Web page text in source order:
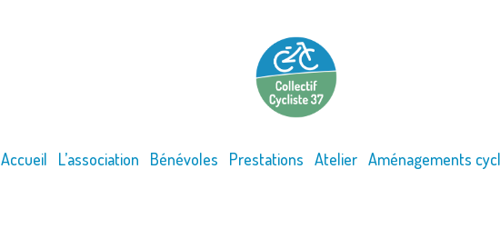
Accueil L’association Bénévoles Prestations Atelier Aménagements